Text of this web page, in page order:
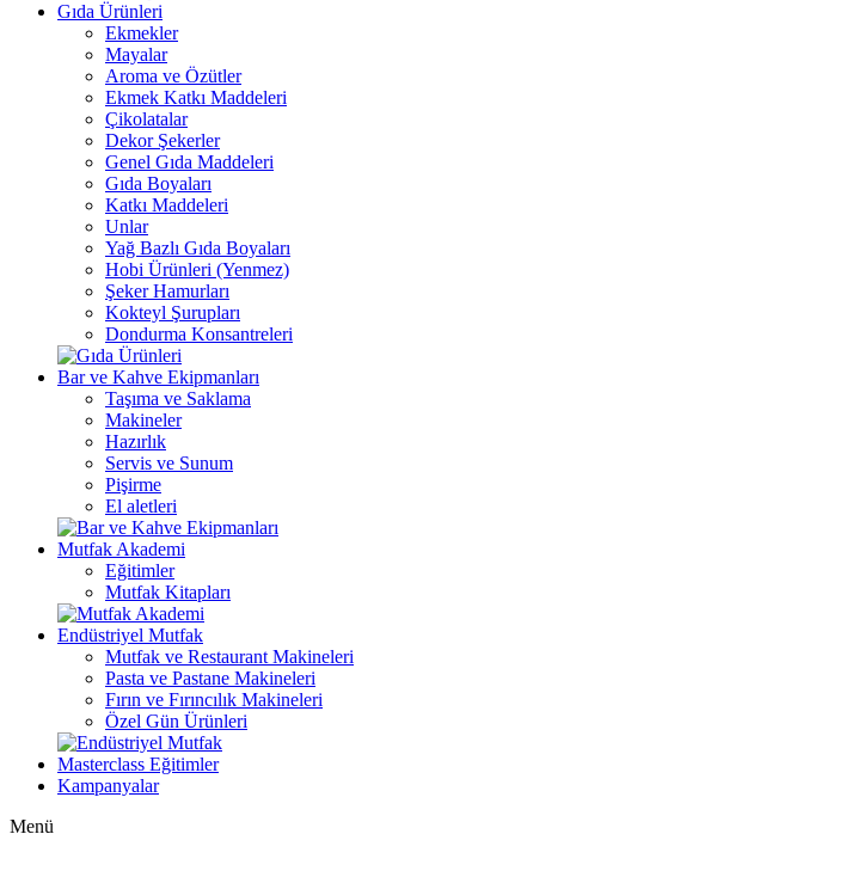
Gıda Ürünleri
Ekmekler
Mayalar
Aroma ve Özütler
Ekmek Katkı Maddeleri
Çikolatalar
Dekor Şekerler
Genel Gıda Maddeleri
Gıda Boyaları
Katkı Maddeleri
Unlar
Yağ Bazlı Gıda Boyaları
Hobi Ürünleri (Yenmez)
Şeker Hamurları
Kokteyl Şurupları
Dondurma Konsantreleri
Bar ve Kahve Ekipmanları
Taşıma ve Saklama
Makineler
Hazırlık
Servis ve Sunum
Pişirme
El aletleri
Mutfak Akademi
Eğitimler
Mutfak Kitapları
Endüstriyel Mutfak
Mutfak ve Restaurant Makineleri
Pasta ve Pastane Makineleri
Fırın ve Fırıncılık Makineleri
Özel Gün Ürünleri
Masterclass Eğitimler
Kampanyalar
Menü